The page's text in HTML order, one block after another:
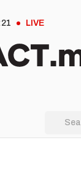
21 LIVE